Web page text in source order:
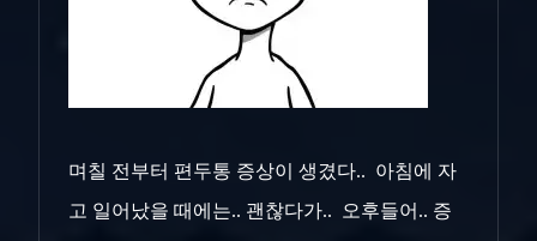
며칠 전부터 편두통 증상이 생겼다.. 아침에 자
고 일어났을 때에는.. 괜찮다가.. 오후들어.. 증